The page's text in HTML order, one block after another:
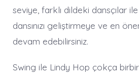
seviye, farklı dildeki dansçılar
dansınızı geliştirmeye ve en
devam edebilirsiniz.
Swing ile Lindy Hop çokça